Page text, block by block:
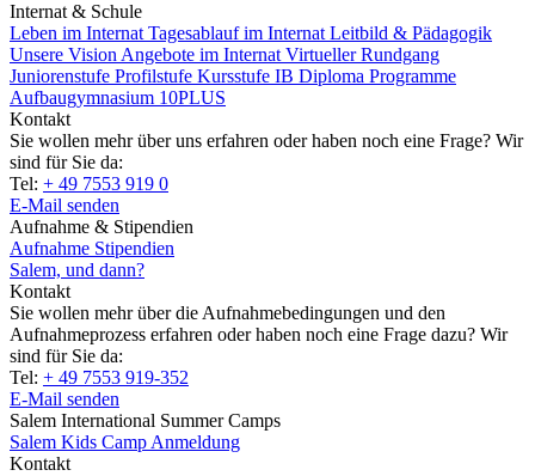
Internat & Schule
Leben im Internat Tagesablauf im Internat Leitbild & Pädagogik
Unsere Vision Angebote im Internat Virtueller Rundgang
Juniorenstufe Profilstufe Kursstufe IB Diploma Programme
Aufbaugymnasium 10PLUS
Kontakt
Sie wollen mehr über uns erfahren oder haben noch eine Frage? Wir
sind für Sie da:
Tel: + 49 7553 919 0
E-Mail senden
Aufnahme & Stipendien
Aufnahme Stipendien
Salem, und dann?
Kontakt
Sie wollen mehr über die Aufnahmebedingungen und den
Aufnahmeprozess erfahren oder haben noch eine Frage dazu? Wir
sind für Sie da:
Tel: + 49 7553 919-352
E-Mail senden
Salem International Summer Camps
Salem Kids Camp Anmeldung
Kontakt